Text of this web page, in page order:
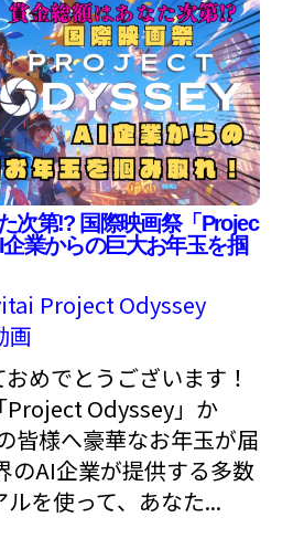
次第!? 国際映画祭「Projec
業からの巨大お年玉を掴
Project Odyssey
画
めでとうございます！
Project Odyssey」か
皆様へ豪華なお年玉が届
のAI企業が提供する多数
を使って、あなた...